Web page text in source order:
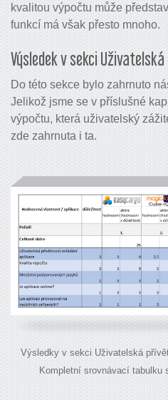
kvalitou výpočtu může
funkcí má však přesto mnoho.
Výsledek v sekci
Do této sekce bylo zahrnuto
Jelikož jsme se v příslušné
výpočtu, která uživatelský
zde zahrnuta i ta.
Výsledky v sekci Uživatelská
Kompletní srovnávací tabulku